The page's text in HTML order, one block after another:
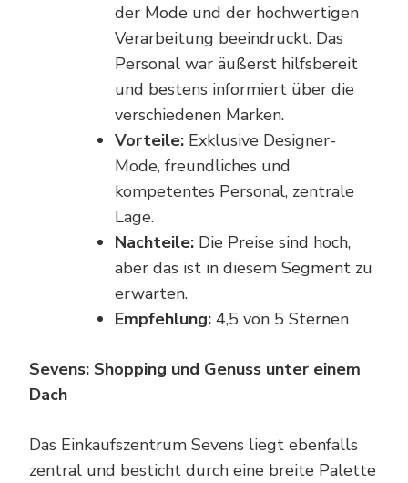
der Mode und der hochwertigen
Verarbeitung beeindruckt. Das
Personal war äußerst hilfsbereit
und bestens informiert über die
verschiedenen Marken.
Vorteile: Exklusive Designer-
Mode, freundliches und
kompetentes Personal, zentrale
Lage.
Nachteile: Die Preise sind hoch,
aber das ist in diesem Segment zu
erwarten.
Empfehlung: 4,5 von 5 Sternen
Sevens: Shopping und Genuss unter einem
Dach
Das Einkaufszentrum Sevens liegt ebenfalls
zentral und besticht durch eine breite Palette